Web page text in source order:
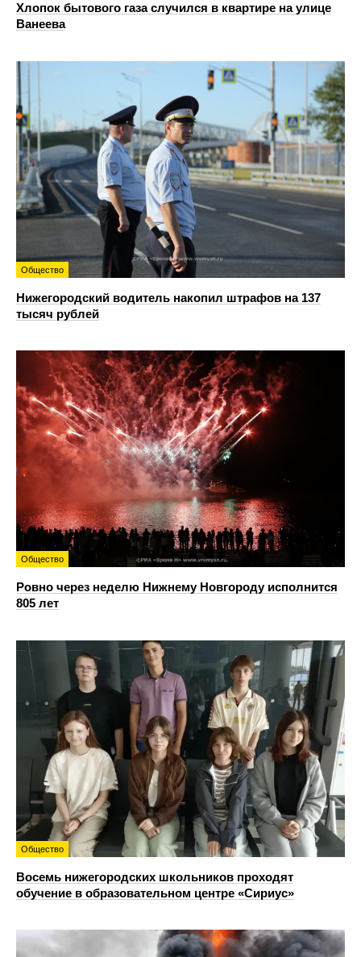
Хлопок бытового газа случился в квартире на улице
Ванеева
Общество
Нижегородский водитель накопил штрафов на 137
тысяч рублей
Общество
Ровно через неделю Нижнему Новгороду исполнится
805 лет
Общество
Восемь нижегородских школьников проходят
обучение в образовательном центре «Сириус»